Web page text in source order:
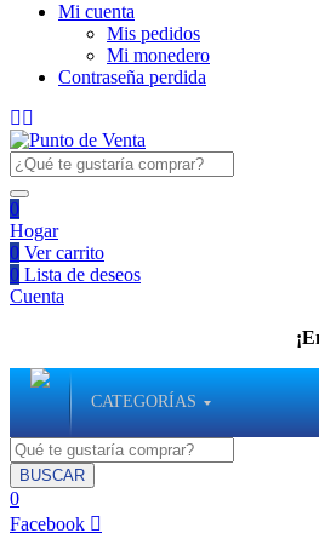
Mi cuenta
Mis pedidos
Mi monedero
Contraseña perdida
0
Hogar
0 Ver carrito
0 Lista de deseos
Cuenta
CATEGORÍAS
BUSCAR
0
Facebook